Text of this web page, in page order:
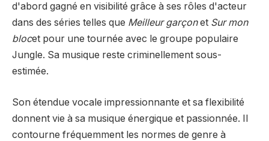
d'abord gagné en visibilité grâce à ses rôles d'acteur
dans des séries telles que Meilleur garçonet Sur mon
blocet pour une tournée avec le groupe populaire
Jungle. Sa musique reste criminellement sous-
estimée.
Son étendue vocale impressionnante et sa flexibilité
donnent vie à sa musique énergique et passionnée. Il
contourne fréquemment les normes de genre à